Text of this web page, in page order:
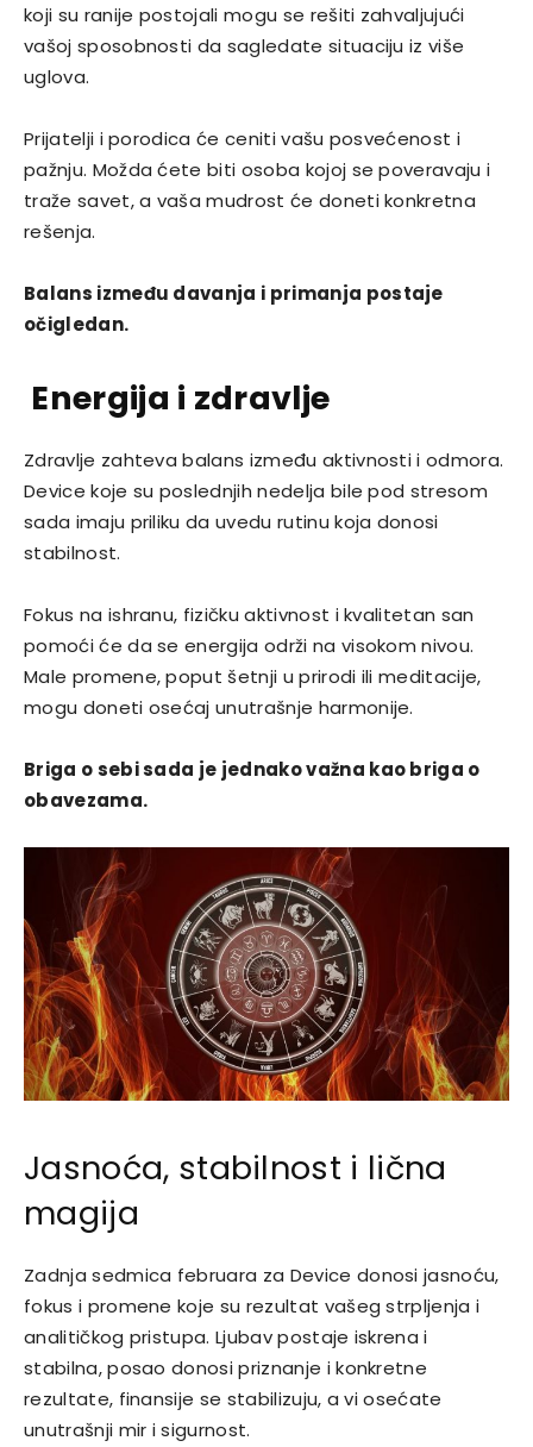
koji su ranije postojali mogu se rešiti zahvaljujući
vašoj sposobnosti da sagledate situaciju iz više
uglova.
Prijatelji i porodica će ceniti vašu posvećenost i
pažnju. Možda ćete biti osoba kojoj se poveravaju i
traže savet, a vaša mudrost će doneti konkretna
rešenja.
Balans između davanja i primanja postaje
očigledan.
Energija i zdravlje
Zdravlje zahteva balans između aktivnosti i odmora.
Device koje su poslednjih nedelja bile pod stresom
sada imaju priliku da uvedu rutinu koja donosi
stabilnost.
Fokus na ishranu, fizičku aktivnost i kvalitetan san
pomoći će da se energija održi na visokom nivou.
Male promene, poput šetnji u prirodi ili meditacije,
mogu doneti osećaj unutrašnje harmonije.
Briga o sebi sada je jednako važna kao briga o
obavezama.
Jasnoća, stabilnost i lična
magija
Zadnja sedmica februara za Device donosi jasnoću,
fokus i promene koje su rezultat vašeg strpljenja i
analitičkog pristupa. Ljubav postaje iskrena i
stabilna, posao donosi priznanje i konkretne
rezultate, finansije se stabilizuju, a vi osećate
unutrašnji mir i sigurnost.